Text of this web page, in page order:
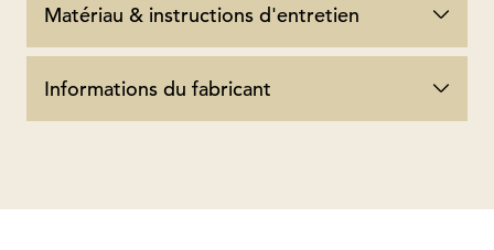
Matériau & instructions d'entretien
Informations du fabricant